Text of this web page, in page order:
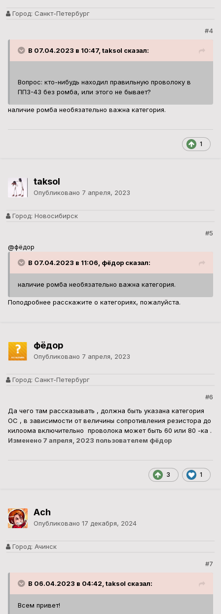
Город: Санкт-Петербург
#4
В 07.04.2023 в 10:47, taksol сказал:
Вопрос: кто-нибудь находил правильную проволоку в
ПП3-43 без ромба, или этого не бывает?
наличие ромба необязательно важна категория.
1
taksol
Опубликовано 7 апреля, 2023
Город: Новосибирск
#5
@фёдор
В 07.04.2023 в 11:06, фёдор сказал:
наличие ромба необязательно важна категория.
Поподробнее расскажите о категориях, пожалуйста.
фёдор
Опубликовано 7 апреля, 2023
Город: Санкт-Петербург
#6
Да чего там рассказывать , должна быть указана категория
ОС , в зависимости от величины сопротивления резистора до
килоома включительно проволока может быть 60 или 80 -ка .
Изменено 7 апреля, 2023 пользователем фёдор
3 1
Ach
Опубликовано 17 декабря, 2024
Город: Ачинск
#7
В 06.04.2023 в 04:42, taksol сказал:
Всем привет!